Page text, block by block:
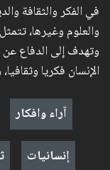
في الفكر والثقافة
والعلوم وغيرها،
وتهدف إلى الدفاع عن
الإنسان فكريا
آراء وافكار
إنسانيات